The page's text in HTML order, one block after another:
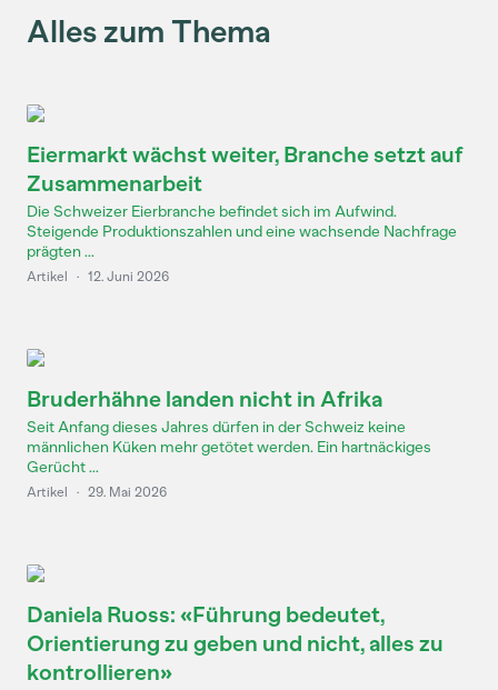
Alles zum Thema
Eiermarkt wächst weiter, Branche setzt auf
Zusammenarbeit
Die Schweizer Eierbranche befindet sich im Aufwind.
Steigende Produktionszahlen und eine wachsende Nachfrage
prägten ...
Artikel · 12. Juni 2026
Bruderhähne landen nicht in Afrika
Seit Anfang dieses Jahres dürfen in der Schweiz keine
männlichen Küken mehr getötet werden. Ein hartnäckiges
Gerücht ...
Artikel · 29. Mai 2026
Daniela Ruoss: «Führung bedeutet,
Orientierung zu geben und nicht, alles zu
kontrollieren»